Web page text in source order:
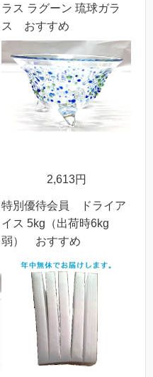
ラス ラグーン 琉球ガラ
ス おすすめ
2,613円
特別優待会員 ドライア
イス 5kg（出荷時6kg
弱） おすすめ